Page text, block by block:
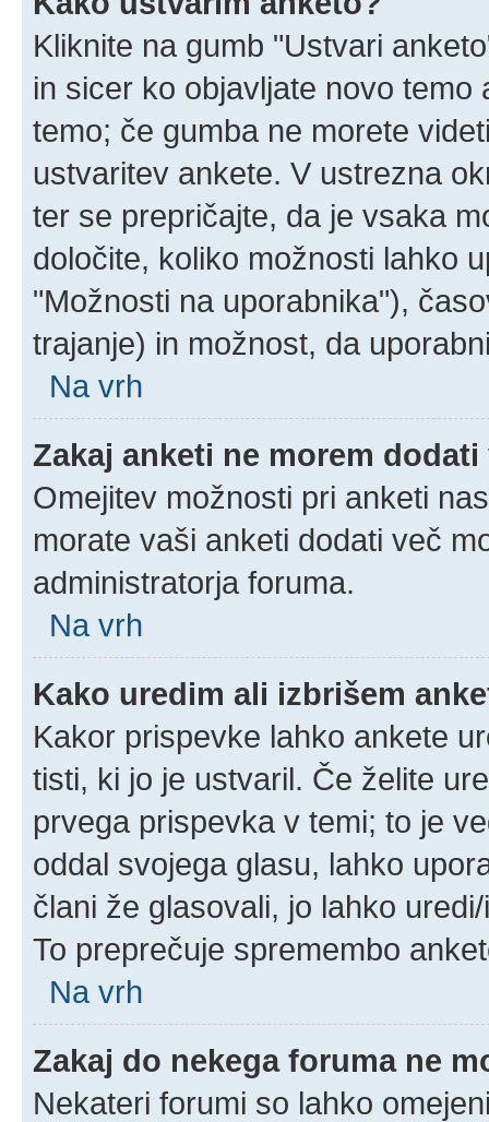
Kliknite na gumb "Ustvari
in sicer ko objavljate novo
temo; če gumba ne morete
ustvaritev ankete. V ustrezna
ter se prepričajte, da je vsaka
določite, koliko možnosti lahko
"Možnosti na uporabnika"),
trajanje) in možnost, da
Na vrh
Zakaj anketi ne morem
Omejitev možnosti pri anketi
morate vaši anketi dodati več
administratorja foruma.
Na vrh
Kako uredim ali izbrišem
Kakor prispevke lahko ankete
tisti, ki jo je ustvaril. Če želite
prvega prispevka v temi; to je
oddal svojega glasu, lahko
člani že glasovali, jo lahko
To preprečuje spremembo
Na vrh
Zakaj do nekega foruma ne
Nekateri forumi so lahko